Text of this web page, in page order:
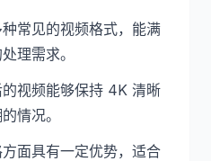
种常见的视频格式，能满
理需求。
的视频能够保持 4K 清晰
情况。
方面具有一定优势，适合